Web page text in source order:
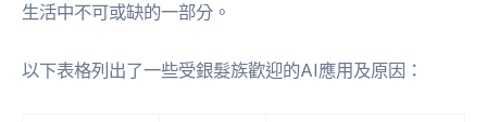
生活中不可或缺的一部分。
以下表格列出了一些受銀髮族歡迎的AI應用及原因：